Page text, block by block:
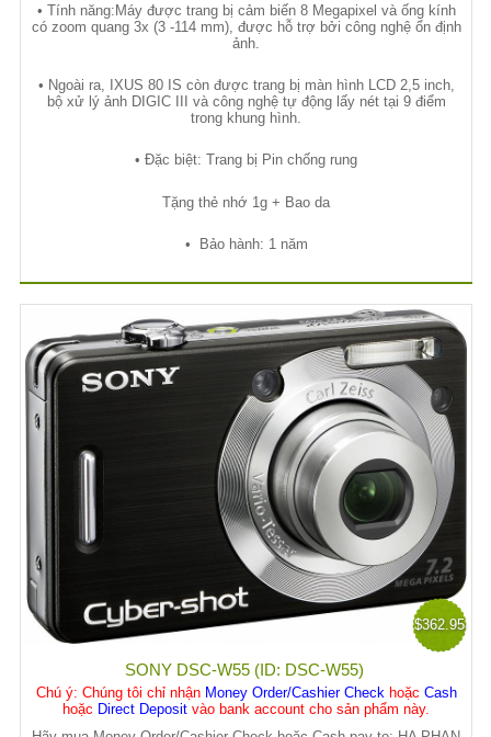
• Tính năng:Máy được trang bị cảm biến 8 Megapixel và ống kính
có zoom quang 3x (3 -114 mm), được hỗtrợ bởi công nghệ ổn định
ảnh.
• Ngoài ra, IXUS 80 IS còn được trang bị màn hình LCD 2,5 inch,
bộxửlý ảnh DIGIC III và công nghệtựđộng l ấy nét tại 9 điểm
trong khung hình.
• Đặc biệt: Trang bị Pin chống rung
Tặng thẻ nhớ 1g + Bao da
• Bảo hành: 1 năm
$362.95
SONY DSC-W55 (ID: DSC-W55)
Chú ý: Chúng tôi chỉ nhận Money Order/Cashier Checkhoặc Cash
hoặc Direct Deposit vào bank account cho sản phẩm này.